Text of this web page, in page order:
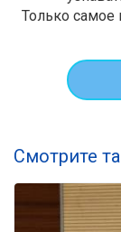
Только самое
Смотрите